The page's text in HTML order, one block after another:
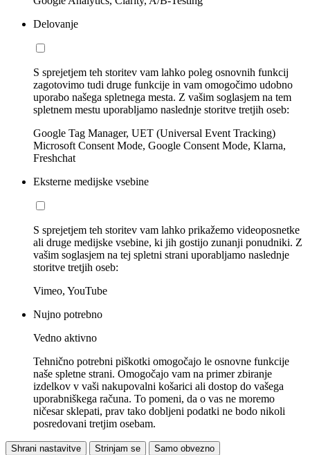
Delovanje
S sprejetjem teh storitev vam lahko poleg osnovnih funkcij
zagotovimo tudi druge funkcije in vam omogočimo udobno
uporabo našega spletnega mesta. Z vašim soglasjem na tem
spletnem mestu uporabljamo naslednje storitve tretjih oseb:
Google Tag Manager, UET (Universal Event Tracking)
Microsoft Consent Mode, Google Consent Mode, Klarna,
Freshchat
Eksterne medijske vsebine
S sprejetjem teh storitev vam lahko prikažemo videoposnetke
ali druge medijske vsebine, ki jih gostijo zunanji ponudniki. Z
vašim soglasjem na tej spletni strani uporabljamo naslednje
storitve tretjih oseb:
Vimeo, YouTube
Nujno potrebno
Vedno aktivno
Tehnično potrebni piškotki omogočajo le osnovne funkcije
naše spletne strani. Omogočajo vam na primer zbiranje
izdelkov v vaši nakupovalni košarici ali dostop do vašega
uporabniškega računa. To pomeni, da o vas ne moremo
ničesar sklepati, prav tako dobljeni podatki ne bodo nikoli
posredovani tretjim osebam.
Shrani nastavitve Strinjam se Samo obvezno